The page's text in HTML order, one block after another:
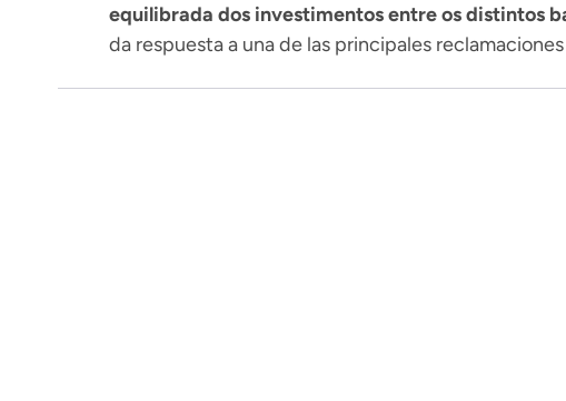
equilibrada dos investimentos entre os distintos
da respuesta a una de las principales